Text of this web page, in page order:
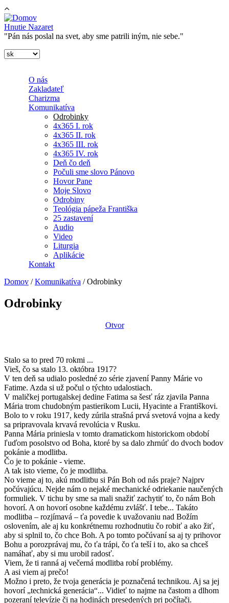
Skočiť na hlavný obsah
Hnutie Nazaret
"Pán nás poslal na svet, aby sme patrili iným, nie sebe."
O nás
Zakladateľ
Charizma
Komunikatíva
Odrobinky
4x365 I. rok
4x365 II. rok
4x365 III. rok
4x365 IV. rok
Deň čo deň
Počuli sme slovo Pánovo
Hovor Pane
Moje Slovo
Odrobiny
Teológia pápeža Františka
25 zastavení
Audio
Video
Liturgia
Aplikácie
Kontakt
Domov /Komunikatíva /Odrobinky
Odrobinky
Otvor
Stalo sa to pred 70 rokmi ...
Vieš, čo sa stalo 13. októbra 1917?
V ten deň sa udialo posledné zo série zjavení Panny Márie vo
Fatime. Azda si už počul o týchto udalostiach.
V maličkej portugalskej dedine Fatima sa šesť ráz zjavila Panna
Mária trom chudobným pastierikom Lucii, Hyacinte a Františkovi.
Bolo to v roku 1917, kedy zúrila strašná prvá svetová vojna a kedy
sa pripravovala krvavá revolúcia v Rusku.
Panna Mária priniesla v tomto dramatickom historickom období
ľuďom posolstvo od Boha, ktoré by sa dalo zhrnúť do dvoch bodov
pokánie a modlitba.
Čo je to pokánie - vieme.
A tak isto vieme, čo je modlitba.
No vieme aj to, akú modlitbu si Pán Boh od nás praje? Najprv
počúvajúcu. Nejde nám o nejaké mechanické odriekanie naučených
formuliek. V tichu by sme sa mali snažiť zachytiť to, čo nám Boh
hovorí. A on hovorí osobne každému zvlášť. I tebe... Takáto
modlitba – rozjímavá – ťa povedie k uvažovaniu nad Božím
oslovením, ale aj ku konkrétnemu rozhodnutiu čo robiť a ako žiť,
aby si splnil to, čo chce Boh. A po tomto počúvaní sa aj ty prihovor
Bohu a porozprávaj mu, čo ťa trápi, čo ťa teší i to, ako sa chceš
namáhať, aby si mu urobil radosť.
Viem, že ti ranná aj večerná modlitba robí problémy.
A asi viem aj prečo!
Možno i preto, že tvoja generácia je poznačená technikou. Aj sa jej
hovorí „technická generácia“... Vidieť to najme na častom a dlhom
pozeraní televízie či na hodinách presedených pri počítači.